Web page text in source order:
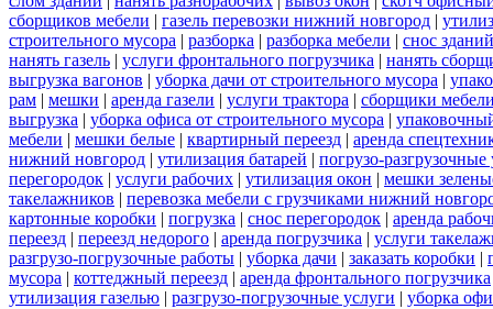
сборщиков мебели | газель перевозки нижний новгород |
строительного мусора | разборка | разборка мебели | снос зданий
нанять газель | услуги фронтального погрузчика | нанять
выгрузка вагонов | уборка дачи от строительного мусора |
рам | мешки | аренда газели | услуги трактора | сборщики
выгрузка | уборка офиса от строительного мусора |
мебели | мешки белые | квартирный переезд | аренда
нижний новгород | утилизация батарей | погрузо-разгрузочные
перегородок | услуги рабочих | утилизация окон | мешки
такелажников | перевозка мебели с грузчиками нижний
картонные коробки | погрузка | снос перегородок | аренда
переезд | переезд недорого | аренда погрузчика | услуги
разгрузо-погрузочные работы | уборка дачи | заказать коробки |
мусора | коттеджный переезд | аренда фронтального погрузчика
утилизация газелью | разгрузо-погрузочные услуги | уборка